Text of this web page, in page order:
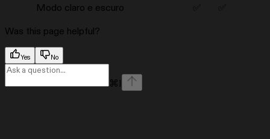
Modo claro e escuro
Was this page helpful?
Yes No
⌘ I